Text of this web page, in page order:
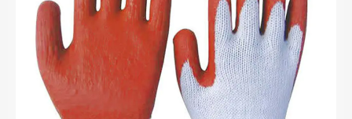
vízszigetelés, a speciális funkciójú kesztyűk precíz védelmet és
munkabiztonságot nyújtanak. A rugalmasság és a használat
kényelmének javítása érdekében a speciális funkciókkal
rendelkező kesztyűk kialakításánál a részletek optimalizálására is
figyelmet fordítanak. Mindegyik kesztyűt ergonómikusan